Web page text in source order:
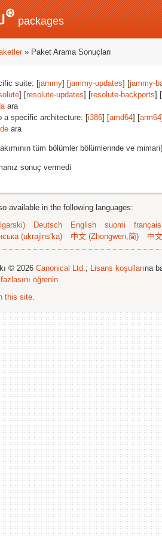
packages
» Paket Arama Sonuçları
suite: [jammy] [jammy-updates] [jammy-
] [resolute-updates] [resolute-backports] [
ara
a specific architecture: [i386] [amd64] [arm64
ara
tüm bölümler bölümlerinde ve
sonuç vermedi
available in the following languages:
Deutsch English suomi français
(ukrajins'ka) 中文 (Zhongwen,简) 中
© 2026 Canonical Ltd.; Lisans koşullarına
öğrenin.
this site.